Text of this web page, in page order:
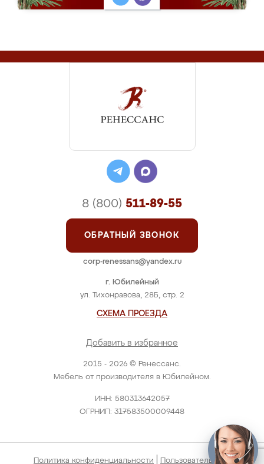
2015 - 2026 © Ренессанс.
Мебель от производителя в Юбилейном.
ИНН: 580313642057
ОГРНИП: 317583500009448
г. Юбилейный
ул. Тихонравова, 28Б, стр. 2
СХЕМА ПРОЕЗДА
Добавить в избранное
8 (800) 511-89-55
ОБРАТНЫЙ ЗВОНОК
corp-renessans@yandex.ru
Политика конфиденциальности Пользовательское